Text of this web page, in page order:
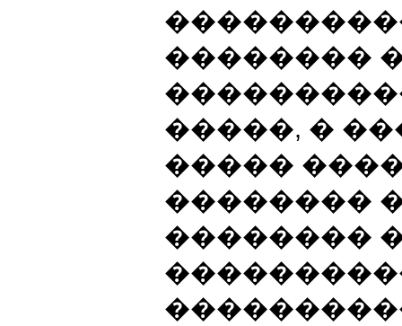
��������
�����, �
�����
��������
��������